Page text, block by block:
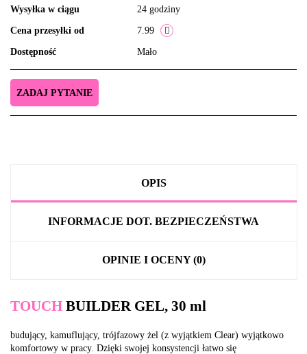
Wysyłka w ciągu 24 godziny
Cena przesyłki od 7.99
Dostępność Mało
ZADAJ PYTANIE
OPIS
INFORMACJE DOT. BEZPIECZEŃSTWA
OPINIE I OCENY (0)
TOUCH BUILDER GEL, 30 ml
budujący, kamuflujący, trójfazowy żel (z wyjątkiem Clear) wyjątkowo
komfortowy w pracy. Dzięki swojej konsystencji łatwo się